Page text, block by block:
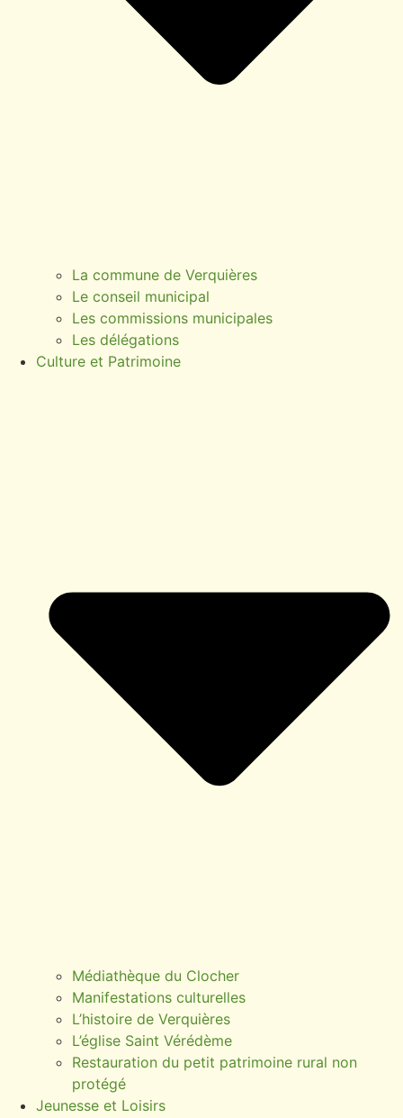
La commune de Verquières
Le conseil municipal
Les commissions municipales
Les délégations
Culture et Patrimoine
Médiathèque du Clocher
Manifestations culturelles
L’histoire de Verquières
L’église Saint Vérédème
Restauration du petit patrimoine rural non
protégé
Jeunesse et Loisirs